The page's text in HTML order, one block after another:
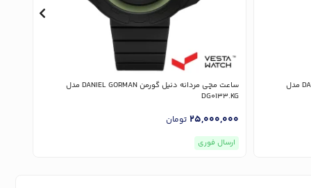
ساعت مچی مردانه دنیل گورمن DANIEL GORMAN مدل
ساعت مچی مردانه دنیل گورمن DANIEL GORMAN مدل
DG0133.KG
25,000,000 تومان
ارسال فوری